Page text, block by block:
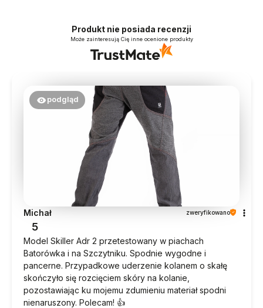
Produkt nie posiada recenzji
Może zainteresują Cię inne ocenione produkty
podgląd
Michał zweryfikowano
5
Model Skiller Adr 2 przetestowany w piachach
Batorówka i na Szczytniku. Spodnie wygodne i
pancerne. Przypadkowe uderzenie kolanem o skałę
skończyło się rozcięciem skóry na kolanie,
pozostawiając ku mojemu zdumieniu materiał spodni
nienaruszony. Polecam! 👍️